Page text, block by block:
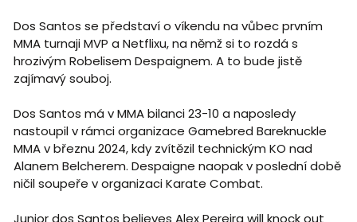
Dos Santos se představí o víkendu na vůbec prvním
MMA turnaji MVP a Netflixu, na němž si to rozdá s
hrozivým Robelisem Despaignem. A to bude jistě
zajímavý souboj.
Dos Santos má v MMA bilanci 23-10 a naposledy
nastoupil v rámci organizace Gamebred Bareknuckle
MMA v březnu 2024, kdy zvítězil technickým KO nad
Alanem Belcherem. Despaigne naopak v poslední době
ničil soupeře v organizaci Karate Combat.
Junior dos Santos believes Alex Pereira will knock out